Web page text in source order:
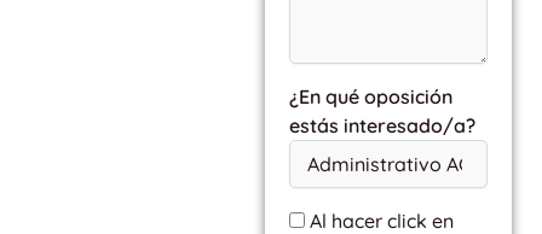
¿En qué oposición
estás interesado/a?
Al hacer click en